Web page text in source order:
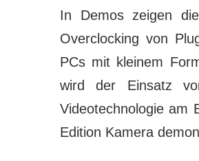
In Demos zeigen
Overclocking von
PCs mit kleinem
wird der Einsatz
Videotechnologie am
Edition Kamera